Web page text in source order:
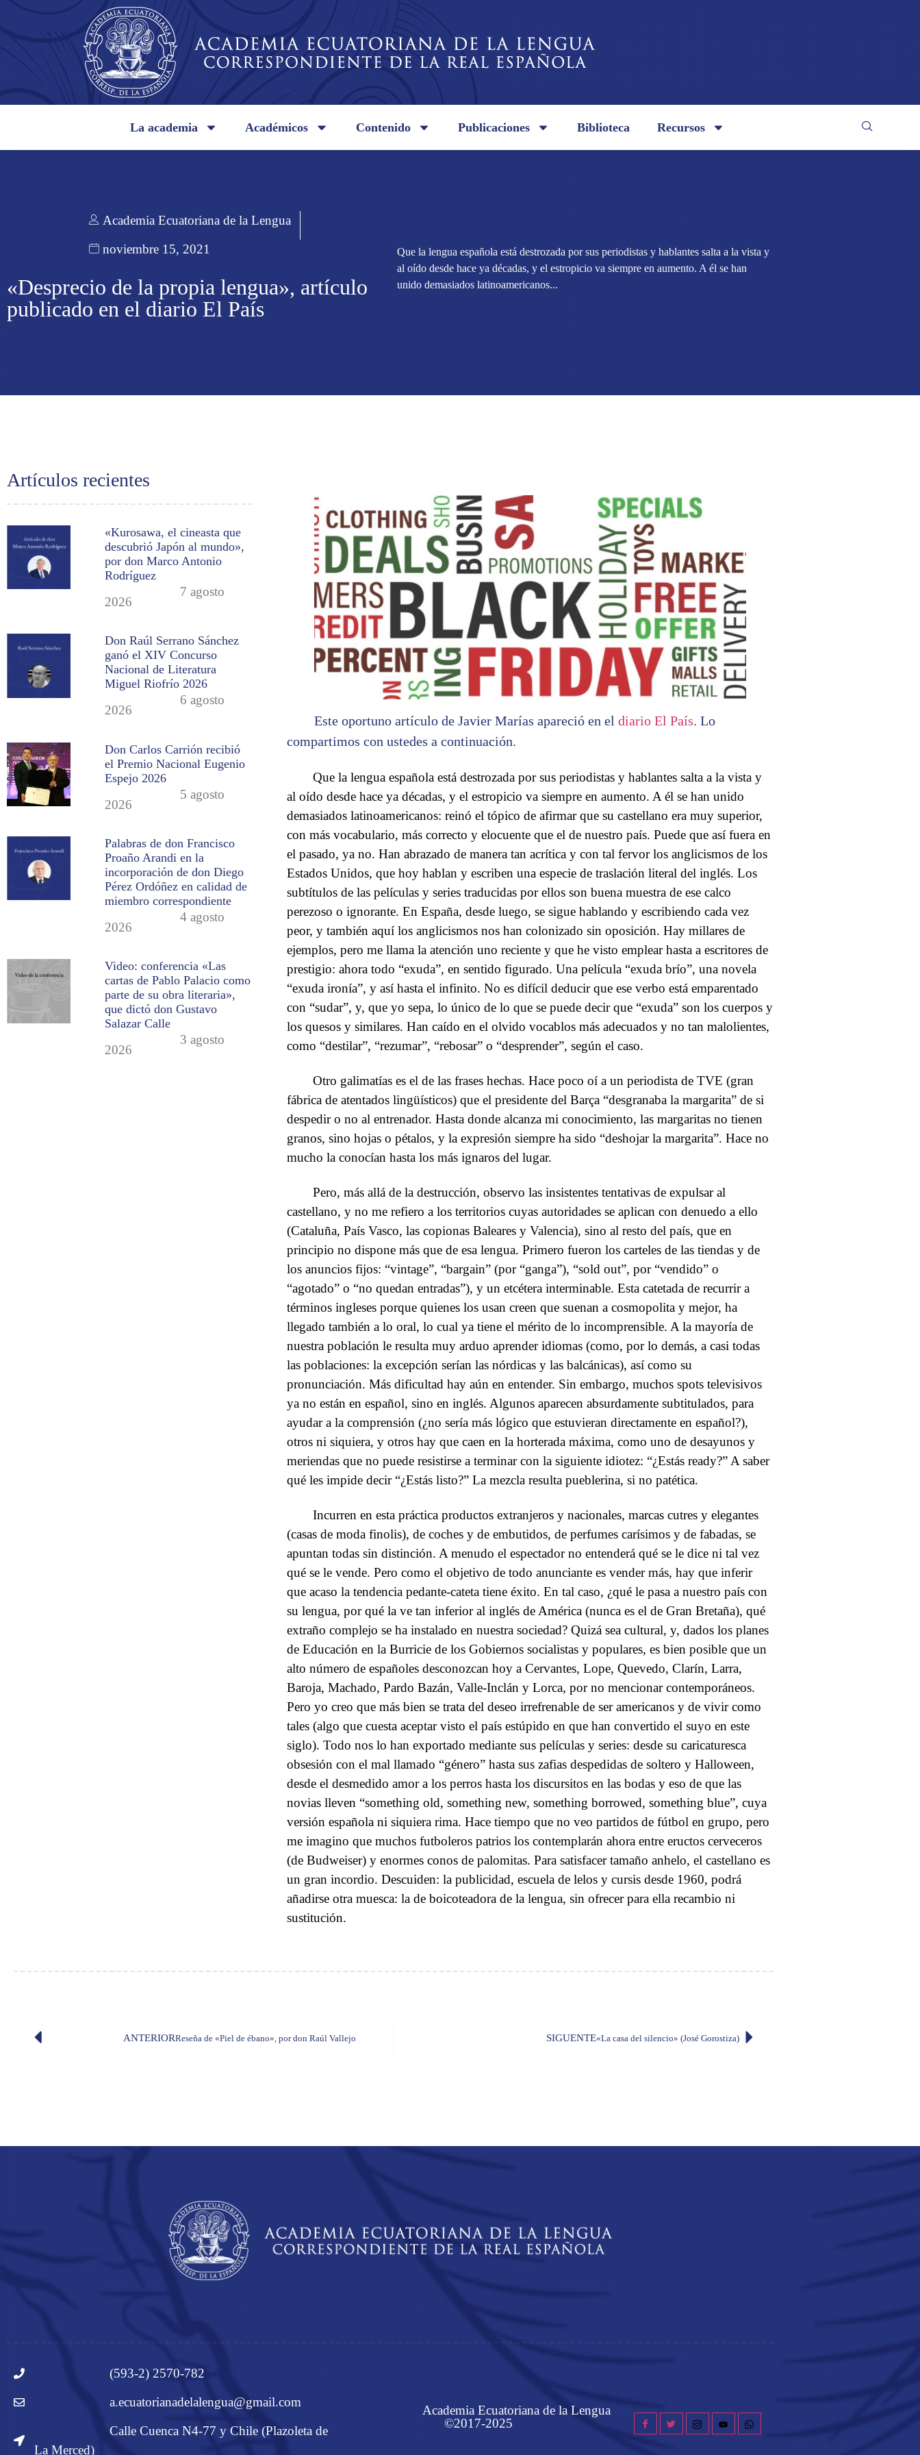
La academia Académicos Contenido Publicaciones Biblioteca Recursos
Academia Ecuatoriana de la Lengua
noviembre 15, 2021
«Desprecio de la propia lengua», artículo
publicado en el diario El País
Que la lengua española está destrozada por sus periodistas y hablantes salta a la vista y
al oído desde hace ya décadas, y el estropicio va siempre en aumento. A él se han
unido demasiados latinoamericanos...
Artículos recientes
«Kurosawa, el cineasta que
descubrió Japón al mundo»,
por don Marco Antonio
Rodríguez
7 agosto
2026
Don Raúl Serrano Sánchez
ganó el XIV Concurso
Nacional de Literatura
Miguel Riofrío 2026
6 agosto
2026
Don Carlos Carrión recibió
el Premio Nacional Eugenio
Espejo 2026
5 agosto
2026
Palabras de don Francisco
Proaño Arandi en la
incorporación de don Diego
Pérez Ordóñez en calidad de
miembro correspondiente
4 agosto
2026
Video: conferencia «Las
cartas de Pablo Palacio como
parte de su obra literaria»,
que dictó don Gustavo
Salazar Calle
3 agosto
2026
Este oportuno artículo de Javier Marías apareció en el diario El País. Lo
compartimos con ustedes a continuación.
Que la lengua española está destrozada por sus periodistas y hablantes salta a la vista y
al oído desde hace ya décadas, y el estropicio va siempre en aumento. A él se han unido
demasiados latinoamericanos: reinó el tópico de afirmar que su castellano era muy superior,
con más vocabulario, más correcto y elocuente que el de nuestro país. Puede que así fuera en
el pasado, ya no. Han abrazado de manera tan acrítica y con tal fervor los anglicismos de los
Estados Unidos, que hoy hablan y escriben una especie de traslación literal del inglés. Los
subtítulos de las películas y series traducidas por ellos son buena muestra de ese calco
perezoso o ignorante. En España, desde luego, se sigue hablando y escribiendo cada vez
peor, y también aquí los anglicismos nos han colonizado sin oposición. Hay millares de
ejemplos, pero me llama la atención uno reciente y que he visto emplear hasta a escritores de
prestigio: ahora todo “exuda”, en sentido figurado. Una película “exuda brío”, una novela
“exuda ironía”, y así hasta el infinito. No es difícil deducir que ese verbo está emparentado
con “sudar”, y, que yo sepa, lo único de lo que se puede decir que “exuda” son los cuerpos y
los quesos y similares. Han caído en el olvido vocablos más adecuados y no tan malolientes,
como “destilar”, “rezumar”, “rebosar” o “desprender”, según el caso.
Otro galimatías es el de las frases hechas. Hace poco oí a un periodista de TVE (gran
fábrica de atentados lingüísticos) que el presidente del Barça “desgranaba la margarita” de si
despedir o no al entrenador. Hasta donde alcanza mi conocimiento, las margaritas no tienen
granos, sino hojas o pétalos, y la expresión siempre ha sido “deshojar la margarita”. Hace no
mucho la conocían hasta los más ignaros del lugar.
Pero, más allá de la destrucción, observo las insistentes tentativas de expulsar al
castellano, y no me refiero a los territorios cuyas autoridades se aplican con denuedo a ello
(Cataluña, País Vasco, las copionas Baleares y Valencia), sino al resto del país, que en
principio no dispone más que de esa lengua. Primero fueron los carteles de las tiendas y de
los anuncios fijos: “vintage”, “bargain” (por “ganga”), “sold out”, por “vendido” o
“agotado” o “no quedan entradas”), y un etcétera interminable. Esta catetada de recurrir a
términos ingleses porque quienes los usan creen que suenan a cosmopolita y mejor, ha
llegado también a lo oral, lo cual ya tiene el mérito de lo incomprensible. A la mayoría de
nuestra población le resulta muy arduo aprender idiomas (como, por lo demás, a casi todas
las poblaciones: la excepción serían las nórdicas y las balcánicas), así como su
pronunciación. Más dificultad hay aún en entender. Sin embargo, muchos spots televisivos
ya no están en español, sino en inglés. Algunos aparecen absurdamente subtitulados, para
ayudar a la comprensión (¿no sería más lógico que estuvieran directamente en español?),
otros ni siquiera, y otros hay que caen en la horterada máxima, como uno de desayunos y
meriendas que no puede resistirse a terminar con la siguiente idiotez: “¿Estás ready?” A saber
qué les impide decir “¿Estás listo?” La mezcla resulta pueblerina, si no patética.
Incurren en esta práctica productos extranjeros y nacionales, marcas cutres y elegantes
(casas de moda finolis), de coches y de embutidos, de perfumes carísimos y de fabadas, se
apuntan todas sin distinción. A menudo el espectador no entenderá qué se le dice ni tal vez
qué se le vende. Pero como el objetivo de todo anunciante es vender más, hay que inferir
que acaso la tendencia pedante-cateta tiene éxito. En tal caso, ¿qué le pasa a nuestro país con
su lengua, por qué la ve tan inferior al inglés de América (nunca es el de Gran Bretaña), qué
extraño complejo se ha instalado en nuestra sociedad? Quizá sea cultural, y, dados los planes
de Educación en la Burricie de los Gobiernos socialistas y populares, es bien posible que un
alto número de españoles desconozcan hoy a Cervantes, Lope, Quevedo, Clarín, Larra,
Baroja, Machado, Pardo Bazán, Valle-Inclán y Lorca, por no mencionar contemporáneos.
Pero yo creo que más bien se trata del deseo irrefrenable de ser americanos y de vivir como
tales (algo que cuesta aceptar visto el país estúpido en que han convertido el suyo en este
siglo). Todo nos lo han exportado mediante sus películas y series: desde su caricaturesca
obsesión con el mal llamado “género” hasta sus zafias despedidas de soltero y Halloween,
desde el desmedido amor a los perros hasta los discursitos en las bodas y eso de que las
novias lleven “something old, something new, something borrowed, something blue”, cuya
versión española ni siquiera rima. Hace tiempo que no veo partidos de fútbol en grupo, pero
me imagino que muchos futboleros patrios los contemplarán ahora entre eructos cerveceros
(de Budweiser) y enormes conos de palomitas. Para satisfacer tamaño anhelo, el castellano es
un gran incordio. Descuiden: la publicidad, escuela de lelos y cursis desde 1960, podrá
añadirse otra muesca: la de boicoteadora de la lengua, sin ofrecer para ella recambio ni
sustitución.
ANTERIORReseña de «Piel de ébano», por don Raúl Vallejo SIGUENTE«La casa del silencio» (José Gorostiza)
(593-2) 2570-782
a.ecuatorianadelalengua@gmail.com
Calle Cuenca N4-77 y Chile (Plazoleta de
La Merced)
Academia Ecuatoriana de la Lengua
©2017-2025